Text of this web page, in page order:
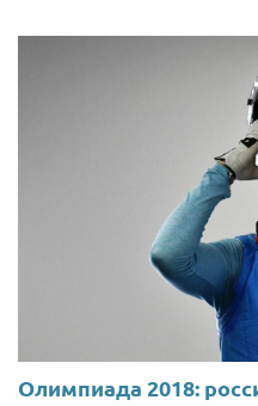
Олимпиада 2018: